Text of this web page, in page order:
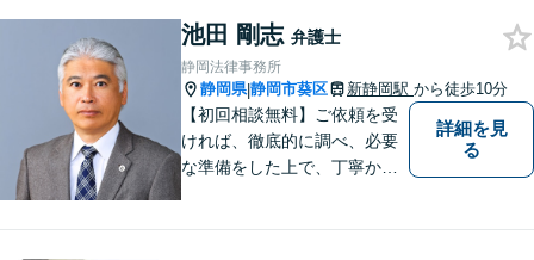
標、著作権、不正競争防止法
の専門知識・経験豊富」「リ
ーガルフォースの高精度契約
書チェック」
池田 剛志 弁護士
静岡法律事務所
静岡県|静岡市葵区 新静岡駅 から徒歩10分
【初回相談無料】ご依頼を受
ければ、徹底的に調べ、必要
な準備をした上で、丁寧かつ
詳細を見
る